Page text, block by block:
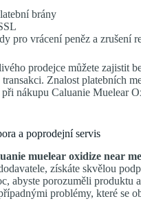
brány
pro vrácení peněz a zrušení
prodejce můžete zajistit
Znalost platebních
při nákupu Caluanie Muelear
a poprodejní servis
muelear oxidize near me
získáte skvělou
abyste porozuměli produktu
problémy, které se